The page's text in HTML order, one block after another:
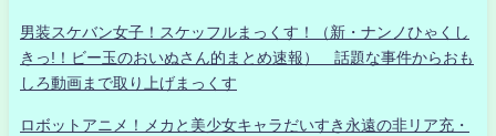
男装スケバン女子！スケッフルまっくす！（新・ナンノひゃくし
きっ!！ビー玉のおいぬさん的まとめ速報） 話題な事件からおも
しろ動画まで取り上げまっくす
ロボットアニメ！メカと美少女キャラだいすき永遠の非リア充・